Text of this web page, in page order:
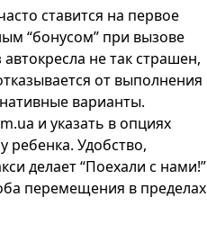
ставится на первое
“бонусом” при вызове
не так страшен,
от выполнения
варианты.
и указать в опциях
ребенка. Удобство,
делает “Поехали с нами!”
перемещения в пределах